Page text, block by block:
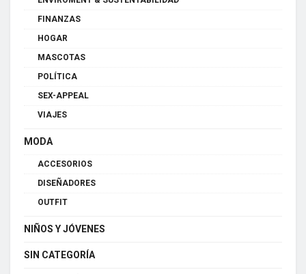
FINANZAS
HOGAR
MASCOTAS
POLÍTICA
SEX-APPEAL
VIAJES
MODA
ACCESORIOS
DISEÑADORES
OUTFIT
NIÑOS Y JÓVENES
SIN CATEGORÍA